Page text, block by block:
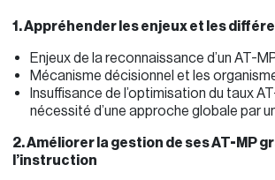
1. Appréhender les enjeux et les
Enjeux de la reconnaissance d’un AT-
Mécanisme décisionnel et les
Insuffisance de l’optimisation du taux
nécessité d’une approche globale par
2. Améliorer la gestion de ses AT-MP
l’instruction